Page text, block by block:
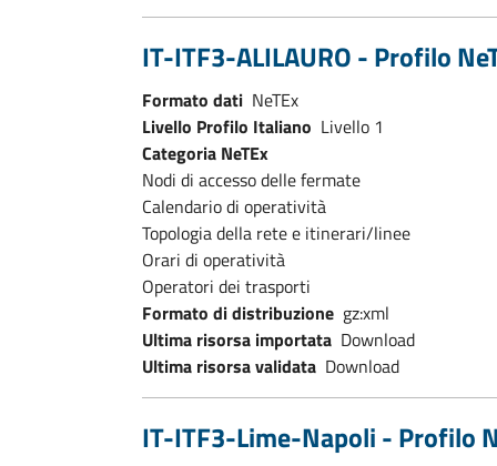
IT-ITF3-ALILAURO - Profilo
Formato dati NeTEx
Livello Profilo Italiano Livello 1
Categoria NeTEx
Nodi di accesso delle fermate
Calendario di operatività
Topologia della rete e itinerari/linee
Orari di operatività
Operatori dei trasporti
Formato di distribuzione gz:xml
Ultima risorsa importata Download
Ultima risorsa validata Download
IT-ITF3-Lime-Napoli - Profilo